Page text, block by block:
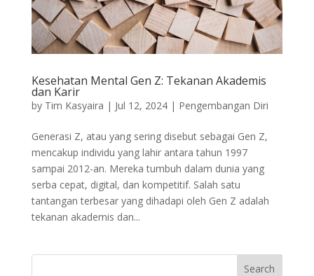
Kesehatan Mental Gen Z: Tekanan Akademis
dan Karir
by Tim Kasyaira | Jul 12, 2024| Pengembangan Diri
Generasi Z, atau yang sering disebut sebagai Gen Z,
mencakup individu yang lahir antara tahun 1997
sampai 2012-an. Mereka tumbuh dalam dunia yang
serba cepat, digital, dan kompetitif. Salah satu
tantangan terbesar yang dihadapi oleh Gen Z adalah
tekanan akademis dan...
Search